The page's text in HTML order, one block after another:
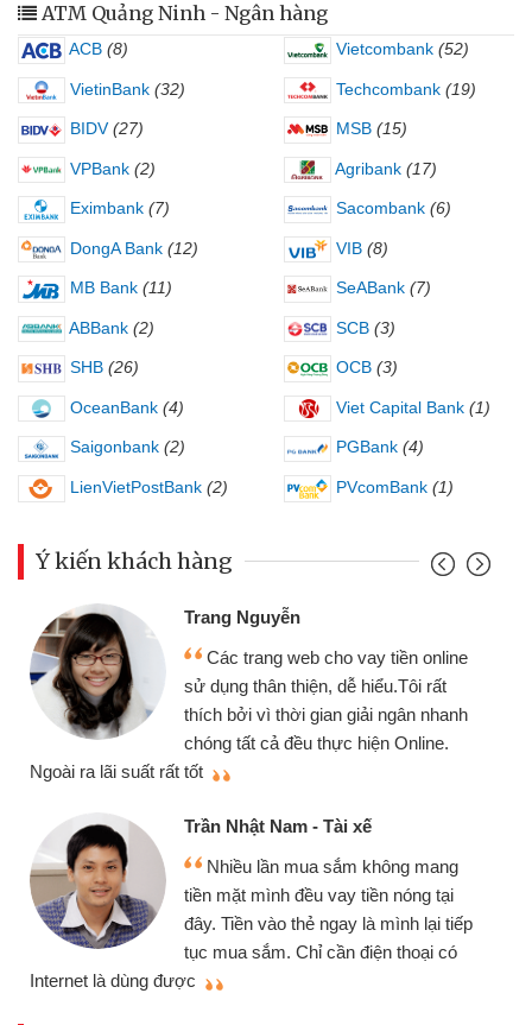
ATM Quảng Ninh - Ngân hàng
ACB (8) Vietcombank (52)
VietinBank (32) Techcombank (19)
BIDV (27) MSB (15)
VPBank (2) Agribank (17)
Eximbank (7) Sacombank (6)
DongA Bank (12) VIB (8)
MB Bank (11) SeABank (7)
ABBank (2) SCB (3)
SHB (26) OCB (3)
OceanBank (4) Viet Capital Bank (1)
Saigonbank (2) PGBank (4)
LienVietPostBank (2) PVcomBank (1)
Ý kiến khách hàng
Trang Nguyễn
Các trang web cho vay tiền online
sử dụng thân thiện, dễ hiểu.Tôi rất
thích bởi vì thời gian giải ngân nhanh
chóng tất cả đều thực hiện Online.
Ngoài ra lãi suất rất tốt
Trần Nhật Nam - Tài xế
Nhiều lần mua sắm không mang
tiền mặt mình đều vay tiền nóng tại
đây. Tiền vào thẻ ngay là mình lại tiếp
tục mua sắm. Chỉ cần điện thoại có
Internet là dùng được